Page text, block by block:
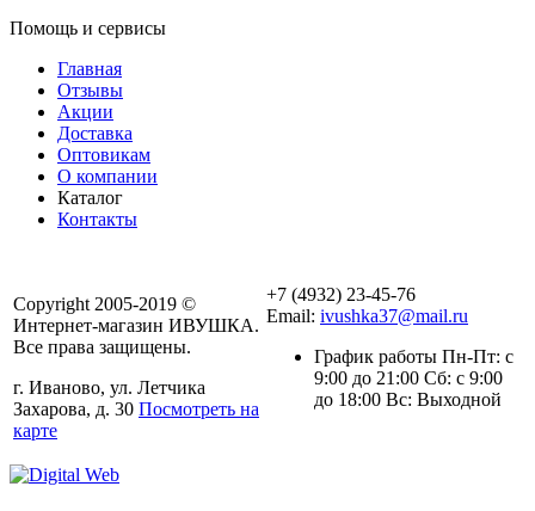
Помощь и сервисы
Главная
Отзывы
Акции
Доставка
Оптовикам
О компании
Каталог
Контакты
Copyright 2005-2019 ©
Интернет-магазин ИВУШКА.
Все права защищены.
г. Иваново, ул. Летчика
Захарова, д. 30 Посмотреть на
карте
+7 (4932) 23-45-76
Email: ivushka37@mail.ru
График работы Пн-Пт: с
9:00 до 21:00 Сб: с 9:00
до 18:00 Вс: Выходной